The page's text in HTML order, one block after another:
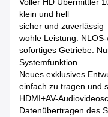
Voller HD Übermittler
klein und hell
sicher und zuverlässig
wohle Leistung:
sofortiges Getriebe:
Systemfunktion
Neues exklusives
einfach zu tragen und
HDMI+AV-
Datenübertragen des